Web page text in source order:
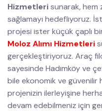
Hizmetlerisunarak, hem
sağlamayı hedefliyoruz.
projesi ister küçük çaplı
Moloz Alımı Hizmetleri
gerçekleştiriyoruz. Araç
sayesinde Hadımköy ve
bile ekonomik ve güvenilir
projenizin ilerleyişine
devam edebilmeniz için